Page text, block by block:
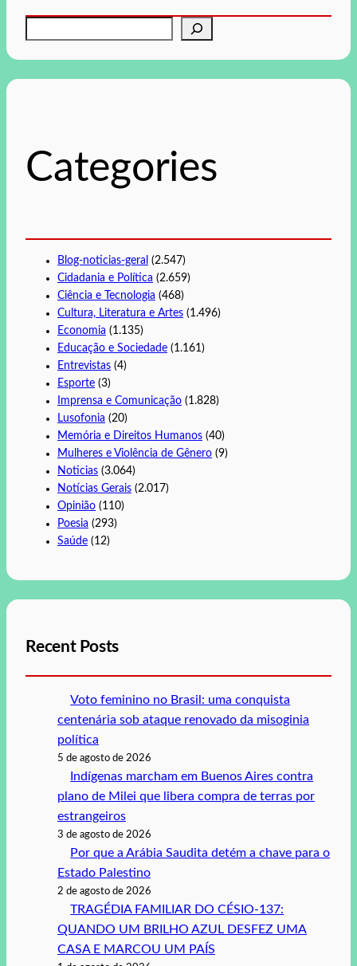
aCategories
Blog-noticias-geral (2.547)
Cidadania e Política (2.659)
Ciência e Tecnologia (468)
Cultura, Literatura e Artes (1.496)
Economia (1.135)
Educação e Sociedade (1.161)
Entrevistas (4)
Esporte (3)
Imprensa e Comunicação (1.828)
Lusofonia (20)
Memória e Direitos Humanos (40)
Mulheres e Violência de Gênero (9)
Noticias (3.064)
Notícias Gerais (2.017)
Opinião (110)
Poesia (293)
Saúde (12)
Recent Posts
Voto feminino no Brasil: uma conquista
centenária sob ataque renovado da misoginia
política
5 de agosto de 2026
Indígenas marcham em Buenos Aires contra
plano de Milei que libera compra de terras por
estrangeiros
3 de agosto de 2026
Por que a Arábia Saudita detém a chave para o
Estado Palestino
2 de agosto de 2026
TRAGÉDIA FAMILIAR DO CÉSIO-137:
QUANDO UM BRILHO AZUL DESFEZ UMA
CASA E MARCOU UM PAÍS